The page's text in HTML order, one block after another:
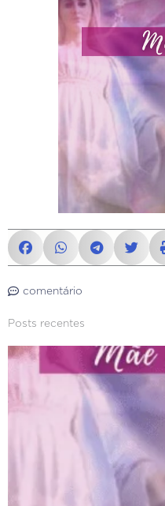
comentário
Posts recentes